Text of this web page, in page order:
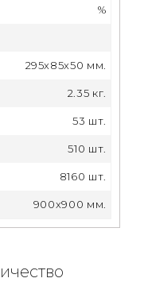
%
295x85x50 мм.
2.35 кг.
53 шт.
510 шт.
8160 шт.
900x900 мм.